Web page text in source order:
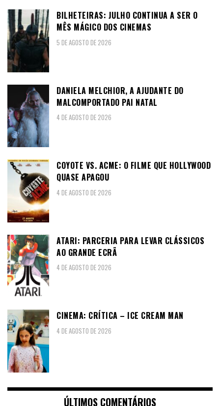
BILHETEIRAS: JULHO CONTINUA A SER O
MÊS MÁGICO DOS CINEMAS
5 DE AGOSTO DE 2026
DANIELA MELCHIOR, A AJUDANTE DO
MALCOMPORTADO PAI NATAL
4 DE AGOSTO DE 2026
COYOTE VS. ACME: O FILME QUE HOLLYWOOD
QUASE APAGOU
4 DE AGOSTO DE 2026
ATARI: PARCERIA PARA LEVAR CLÁSSICOS
AO GRANDE ECRÃ
4 DE AGOSTO DE 2026
CINEMA: CRÍTICA – ICE CREAM MAN
4 DE AGOSTO DE 2026
ÚLTIMOS COMENTÁRIOS